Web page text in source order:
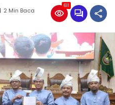
2 Min Baca
611